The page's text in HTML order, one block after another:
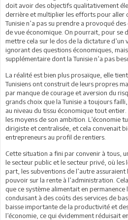
doit avoir des objectifs qualitativement
derrière et multiplier les efforts pour aller
Tunisie n’a pas su prendre a provoqué
de vue économique. On pourrait, pour se
mettre cela sur le dos de la dictature
ignorant des questions économiques,
supplémentaire dont la Tunisie n’a pas
La réalité est bien plus prosaïque, elle
Tunisiens ont construit de leurs propres
par manque de courage et aversion du
grands choix que la Tunisie a toujours
au niveau du tissu économique tout entier.
les moyens de son ambition. L’économie
dirigiste et centralisée, et cela convenait
entrepreneurs au profil de rentiers.
Cette situation a fini par convenir à tous,
le secteur public et le secteur privé, où les
part, les subventions de l’autre assuraient
pouvoir sur la rente à l’administration.
que ce système alimentait en
conduisant à des coûts des services de
baisse importante de la productivité et
l’économie, ce qui évidemment réduisait